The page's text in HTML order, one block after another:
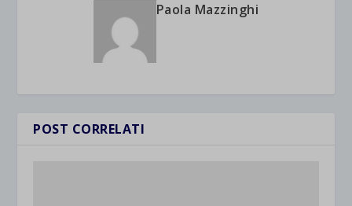
Paola Mazzinghi
POST CORRELATI